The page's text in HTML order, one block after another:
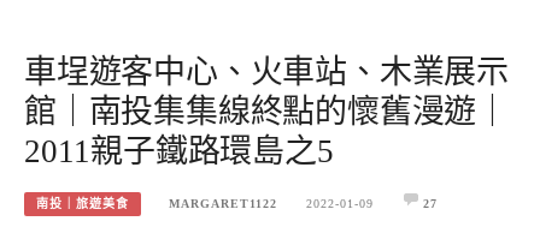
車埕遊客中心、火車站、木業展示
館｜南投集集線終點的懷舊漫遊｜
2011親子鐵路環島之5
南投｜旅遊美食 MARGARET1122 2022-01-09 27